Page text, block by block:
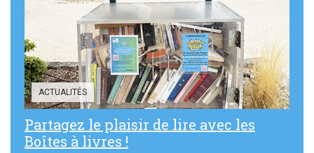
Sortir à Ste Gen’
ACTUALITÉS
Partagez le plaisir de lire avec les
Boîtes à livres !